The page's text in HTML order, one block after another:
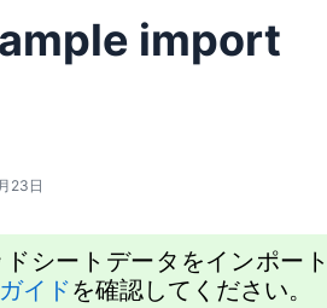
import
23日
シートデータをインポー
イドを確認してください。